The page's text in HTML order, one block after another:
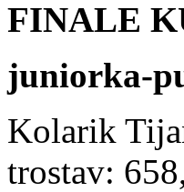
FINALE
juniorka-
trostav: